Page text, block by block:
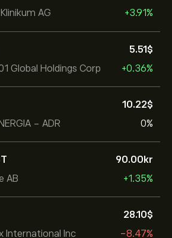
AG
+3.91%
Global Holdings Corp
5.51‎$‎
+0.36%
- ADR
10.22‎$‎
0%
AB
90.00‎kr‎
+1.35%
International Inc
28.10‎$‎
-8.47%